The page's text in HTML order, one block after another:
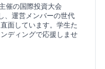
催の国際投資大会
、運営メンバーの世代
面しています。学生た
ディングで応援しませ